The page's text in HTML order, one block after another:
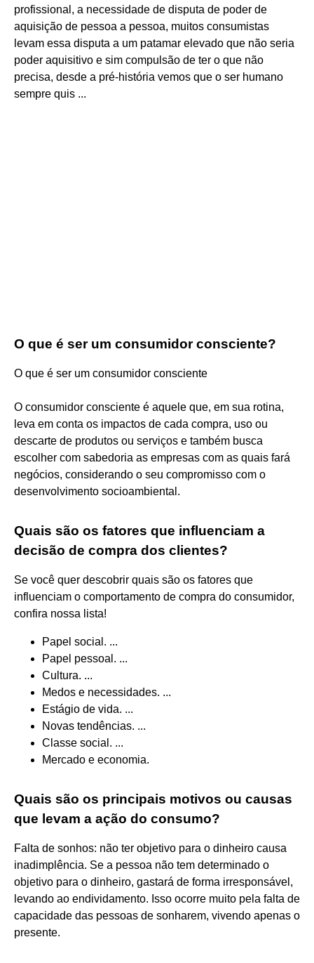
profissional, a necessidade de disputa de poder de
aquisição de pessoa a pessoa, muitos consumistas
levam essa disputa a um patamar elevado que não seria
poder aquisitivo e sim compulsão de ter o que não
precisa, desde a pré-história vemos que o ser humano
sempre quis ...
O que é ser um consumidor consciente?
O que é ser um consumidor consciente
O consumidor consciente é aquele que, em sua rotina,
leva em conta os impactos de cada compra, uso ou
descarte de produtos ou serviços e também busca
escolher com sabedoria as empresas com as quais fará
negócios, considerando o seu compromisso com o
desenvolvimento socioambiental.
Quais são os fatores que influenciam a
decisão de compra dos clientes?
Se você quer descobrir quais são os fatores que
influenciam o comportamento de compra do consumidor,
confira nossa lista!
Papel social. ...
Papel pessoal. ...
Cultura. ...
Medos e necessidades. ...
Estágio de vida. ...
Novas tendências. ...
Classe social. ...
Mercado e economia.
Quais são os principais motivos ou causas
que levam a ação do consumo?
Falta de sonhos: não ter objetivo para o dinheiro causa
inadimplência. Se a pessoa não tem determinado o
objetivo para o dinheiro, gastará de forma irresponsável,
levando ao endividamento. Isso ocorre muito pela falta de
capacidade das pessoas de sonharem, vivendo apenas o
presente.